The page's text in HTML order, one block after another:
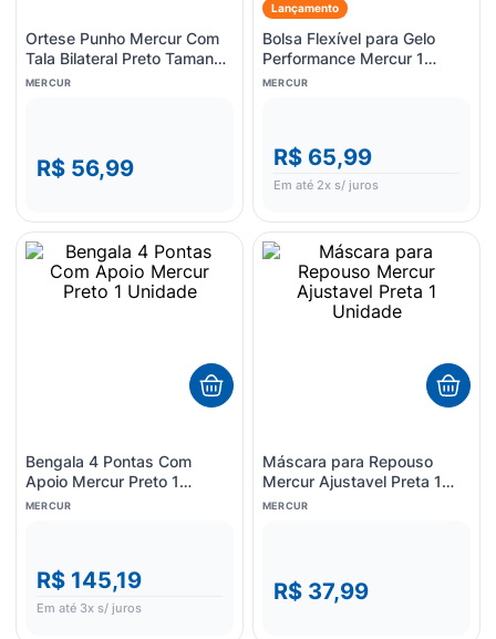
Ortese Punho Mercur Com
Tala Bilateral Preto Tamanho
M
MERCUR
R$ 56,99
Lançamento
Bolsa Flexível para Gelo
Performance Mercur 1
Unidade
MERCUR
R$ 65,99
Em até 2x s/ juros
Bengala 4 Pontas Com
Apoio Mercur Preto 1
Unidade
MERCUR
R$ 145,19
Em até 3x s/ juros
Máscara para Repouso
Mercur Ajustavel Preta 1
Unidade
MERCUR
R$ 37,99